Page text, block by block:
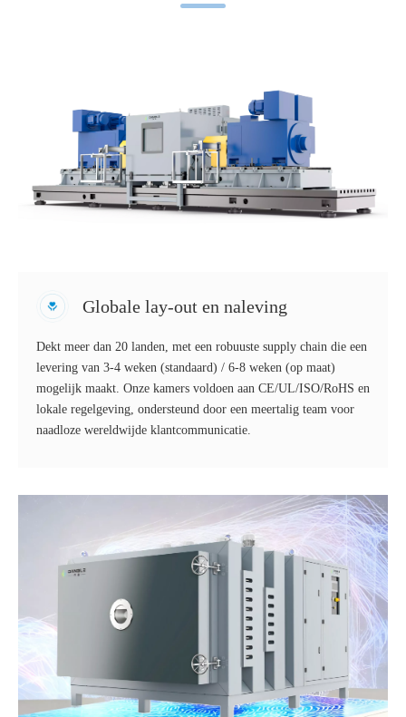
Globale lay-out en naleving
Dekt meer dan 20 landen, met een robuuste supply chain die een
levering van 3-4 weken (standaard) / 6-8 weken (op maat)
mogelijk maakt. Onze kamers voldoen aan CE/UL/ISO/RoHS en
lokale regelgeving, ondersteund door een meertalig team voor
naadloze wereldwijde klantcommunicatie.